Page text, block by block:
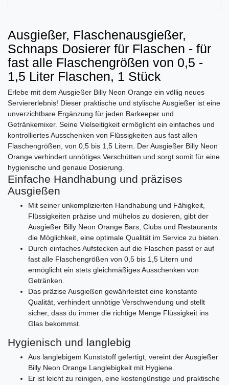
Ausgießer, Flaschenausgießer,
Schnaps Dosierer für Flaschen - für
fast alle Flaschengrößen von 0,5 -
1,5 Liter Flaschen, 1 Stück
Erlebe mit dem Ausgießer Billy Neon Orange ein völlig neues
Serviererlebnis! Dieser praktische und stylische Ausgießer ist eine
unverzichtbare Ergänzung für jeden Barkeeper und
Getränkemixer. Seine Vielseitigkeit ermöglicht ein einfaches und
kontrolliertes Ausschenken von Flüssigkeiten aus fast allen
Flaschengrößen, von 0,5 bis 1,5 Litern. Der Ausgießer Billy Neon
Orange verhindert unnötiges Verschütten und sorgt somit für eine
hygienische und genaue Dosierung.
Einfache Handhabung und präzises
Ausgießen
Mit seiner unkomplizierten Handhabung und Fähigkeit,
Flüssigkeiten präzise und mühelos zu dosieren, gibt der
Ausgießer Billy Neon Orange Bars, Clubs und Restaurants
die Möglichkeit, eine optimale Qualität im Service zu bieten.
Durch einfaches Aufstecken auf die Flaschen passt er auf
fast alle Flaschengrößen von 0,5 bis 1,5 Litern und
ermöglicht ein stets gleichmäßiges Ausschenken von
Getränken.
Das präzise Ausgießen gewährleistet eine konstante
Qualität, verhindert unnötige Verschwendung und stellt
sicher, dass du immer die richtige Menge Flüssigkeit ins
Glas bekommst.
Hygienisch und langlebig
Aus langlebigem Kunststoff gefertigt, vereint der Ausgießer
Billy Neon Orange Langlebigkeit mit Hygiene.
Er ist leicht zu reinigen, eine kostengünstige und praktische